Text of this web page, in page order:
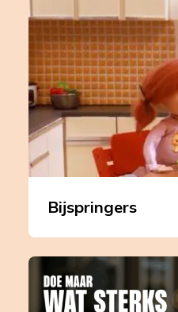
Bijspringers
meer
Bijspringers
Leer
meer
over